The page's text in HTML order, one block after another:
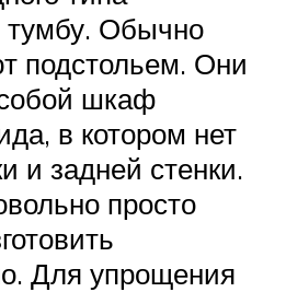
тумбу. Обычно
подстольем. Они
шкаф
в котором нет
и задней стенки.
просто
Для упрощения